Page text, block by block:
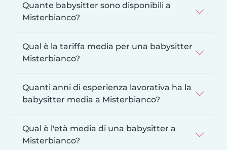
Quante babysitter sono disponibili a
Misterbianco?
Qual è la tariffa media per una babysitter
Misterbianco?
Quanti anni di esperienza lavorativa ha la
babysitter media a Misterbianco?
Qual è l'età media di una babysitter a
Misterbianco?